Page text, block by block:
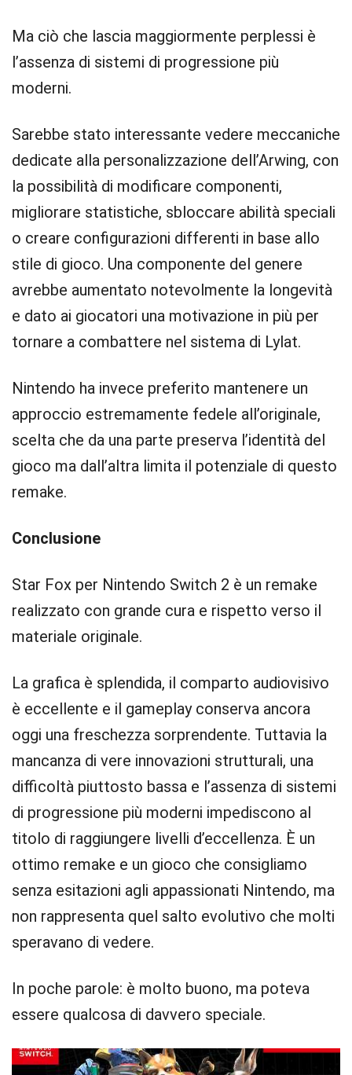
Ma ciò che lascia maggiormente perplessi è
l’assenza di sistemi di progressione più
moderni.
Sarebbe stato interessante vedere meccaniche
dedicate alla personalizzazione dell’Arwing, con
la possibilità di modificare componenti,
migliorare statistiche, sbloccare abilità speciali
o creare configurazioni differenti in base allo
stile di gioco. Una componente del genere
avrebbe aumentato notevolmente la longevità
e dato ai giocatori una motivazione in più per
tornare a combattere nel sistema di Lylat.
Nintendo ha invece preferito mantenere un
approccio estremamente fedele all’originale,
scelta che da una parte preserva l’identità del
gioco ma dall’altra limita il potenziale di questo
remake.
Conclusione
Star Fox per Nintendo Switch 2 è un remake
realizzato con grande cura e rispetto verso il
materiale originale.
La grafica è splendida, il comparto audiovisivo
è eccellente e il gameplay conserva ancora
oggi una freschezza sorprendente. Tuttavia la
mancanza di vere innovazioni strutturali, una
difficoltà piuttosto bassa e l’assenza di sistemi
di progressione più moderni impediscono al
titolo di raggiungere livelli d’eccellenza. È un
ottimo remake e un gioco che consigliamo
senza esitazioni agli appassionati Nintendo, ma
non rappresenta quel salto evolutivo che molti
speravano di vedere.
In poche parole: è molto buono, ma poteva
essere qualcosa di davvero speciale.